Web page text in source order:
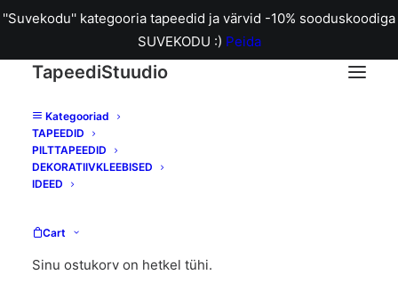
''Suvekodu'' kategooria tapeedid ja värvid -10% sooduskoodiga
SUVEKODU :) Peida
TapeediStuudio
Kategooriad
TAPEEDID
PILTTAPEEDID
DEKORATIIVKLEEBISED
IDEED
Cart
Sinu ostukorv on hetkel tühi.
Home Tapeet SPF125059 Solstice Neutral